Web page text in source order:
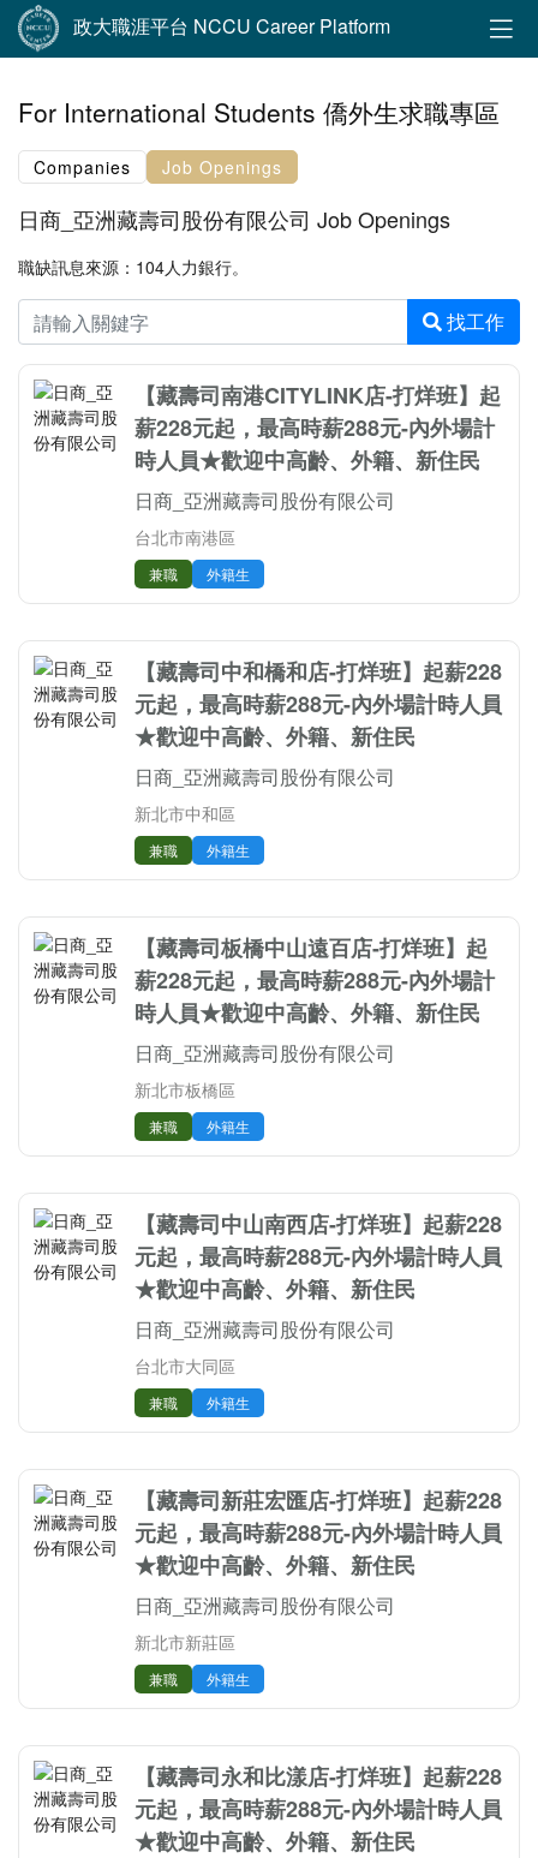
政大職涯平台 NCCU Career Platform
For International Students 僑外生求職專區
Companies Job Openings
日商_亞洲藏壽司股份有限公司 Job Openings
職缺訊息來源：104人力銀行。
找工作
【藏壽司南港CITYLINK店-打烊班】起
薪228元起，最高時薪288元-內外場計
時人員★歡迎中高齡、外籍、新住民
日商_亞洲藏壽司股份有限公司
台北市南港區
兼職 外籍生
【藏壽司中和橋和店-打烊班】起薪228
元起，最高時薪288元-內外場計時人員
★歡迎中高齡、外籍、新住民
日商_亞洲藏壽司股份有限公司
新北市中和區
兼職 外籍生
【藏壽司板橋中山遠百店-打烊班】起
薪228元起，最高時薪288元-內外場計
時人員★歡迎中高齡、外籍、新住民
日商_亞洲藏壽司股份有限公司
新北市板橋區
兼職 外籍生
【藏壽司中山南西店-打烊班】起薪228
元起，最高時薪288元-內外場計時人員
★歡迎中高齡、外籍、新住民
日商_亞洲藏壽司股份有限公司
台北市大同區
兼職 外籍生
【藏壽司新莊宏匯店-打烊班】起薪228
元起，最高時薪288元-內外場計時人員
★歡迎中高齡、外籍、新住民
日商_亞洲藏壽司股份有限公司
新北市新莊區
兼職 外籍生
【藏壽司永和比漾店-打烊班】起薪228
元起，最高時薪288元-內外場計時人員
★歡迎中高齡、外籍、新住民